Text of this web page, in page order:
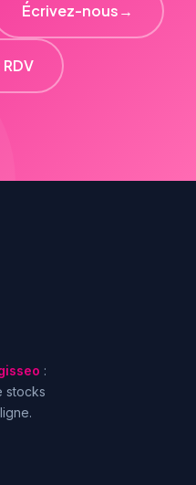
Écrivez-nous→
:
stocks